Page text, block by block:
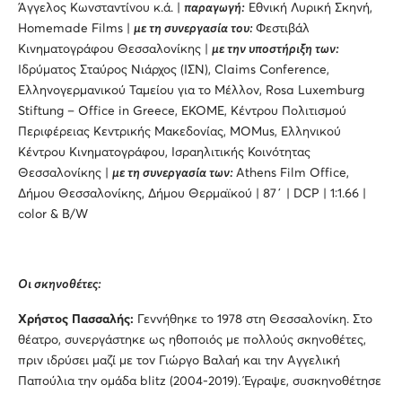
Άγγελος Κωνσταντίνου κ.ά. | παραγωγή: Εθνική Λυρική Σκηνή,
Homemade Films | με τη συνεργασία του: Φεστιβάλ
Κινηματογράφου Θεσσαλονίκης | με την υποστήριξη των:
Ιδρύματος Σταύρος Νιάρχος (ΙΣΝ), Claims Conference,
Ελληνογερμανικού Ταμείου για το Μέλλον, Rosa Luxemburg
Stiftung – Office in Greece, ΕΚΟΜΕ, Κέντρου Πολιτισμού
Περιφέρειας Κεντρικής Μακεδονίας, MOMus, Eλληνικού
Κέντρου Κινηματογράφου, Ισραηλιτικής Κοινότητας
Θεσσαλονίκης | με τη συνεργασία των: Athens Film Office,
Δήμου Θεσσαλονίκης, Δήμου Θερμαϊκού | 87΄ | DCP | 1:1.66 |
color & B/W
Οι σκηνοθέτες:
Xρήστος Πασσαλής: Γεννήθηκε το 1978 στη Θεσσαλονίκη. Στο
θέατρο, συνεργάστηκε ως ηθοποιός με πολλούς σκηνοθέτες,
πριν ιδρύσει μαζί με τον Γιώργο Βαλαή και την Αγγελική
Παπούλια την ομάδα blitz (2004-2019). Έγραψε, συσκηνοθέτησε